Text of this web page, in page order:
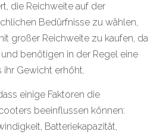
die Reichweite auf der
Bedürfnisse zu wählen,
großer Reichweite zu kaufen, da
benötigen in der Regel eine
ihr Gewicht erhöht.
einige Faktoren die
beeinflussen können:
Batteriekapazität,